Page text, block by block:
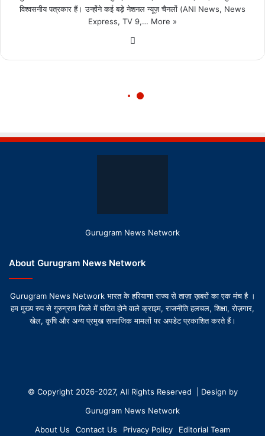
Gurugram News Network
About Gurugram News Network
Gurugram News Network भारत के हरियाणा राज्य से ताज़ा ख़बरों का एक मंच है ।
हम मुख्य रुप से गुरुग्राम जिले में घटित होने वाले क्राइम, राजनीति हलचल, शिक्षा, रोज़गार,
खेल, कृषि और अन्य प्रमुख सामाजिक मामलों पर अपडेट प्रकाशित करते हैं।
© Copyright 2026-2027, All Rights Reserved | Design by
Gurugram News Network
About Us
Contact Us Privacy Policy Editorial Team